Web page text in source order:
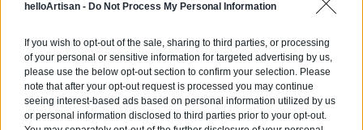
helloArtisan - Do Not Process My Personal Information
If you wish to opt-out of the sale, sharing to third parties, or processing
of your personal or sensitive information for targeted advertising by us,
please use the below opt-out section to confirm your selection. Please
note that after your opt-out request is processed you may continue
seeing interest-based ads based on personal information utilized by us
or personal information disclosed to third parties prior to your opt-out.
La rédaction.